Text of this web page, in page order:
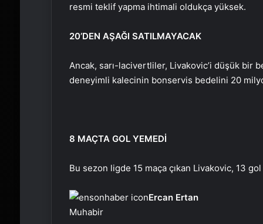
resmi teklif yapma ihtimali oldukça yüksek.
20’DEN AŞAĞI SATILMAYACAK
Ancak, sarı-lacivertliler, Livakovic’i düşük bir
deneyimli kalecinin bonservis bedelini 20
8 MAÇTA GOL YEMEDİ
Bu sezon ligde 15 maça çıkan Livakovic, 13
Ercan Ertan
Muhabir